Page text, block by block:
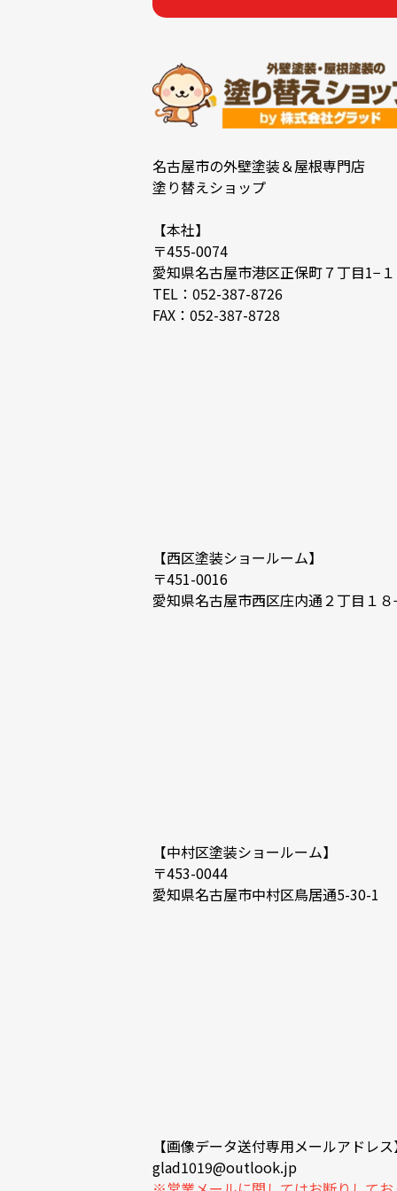
名古屋市の外壁塗装＆屋根専門店
塗り替えショップ
【本社】
〒455-0074
愛知県名古屋市港区正保町７丁目1−１
TEL：052-387-8726
FAX：052-387-8728
【西区塗装ショールーム】
〒451-0016
愛知県名古屋市西区庄内通２丁目１８
【中村区塗装ショールーム】
〒453-0044
愛知県名古屋市中村区鳥居通5-30-1
【画像データ送付専用メールアドレ
glad1019@outlook.jp